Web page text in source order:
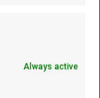
Always active
A
áru, sok